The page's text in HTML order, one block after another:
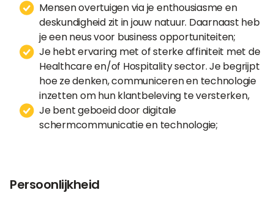
Mensen overtuigen via je enthousiasme en
deskundigheid zit in jouw natuur. Daarnaast heb
je een neus voor business opportuniteiten;
Je hebt ervaring met of sterke affiniteit met de
Healthcare en/of Hospitality sector. Je begrijpt
hoe ze denken, communiceren en technologie
inzetten om hun klantbeleving te versterken,
Je bent geboeid door digitale
schermcommunicatie en technologie;
Persoonlijkheid